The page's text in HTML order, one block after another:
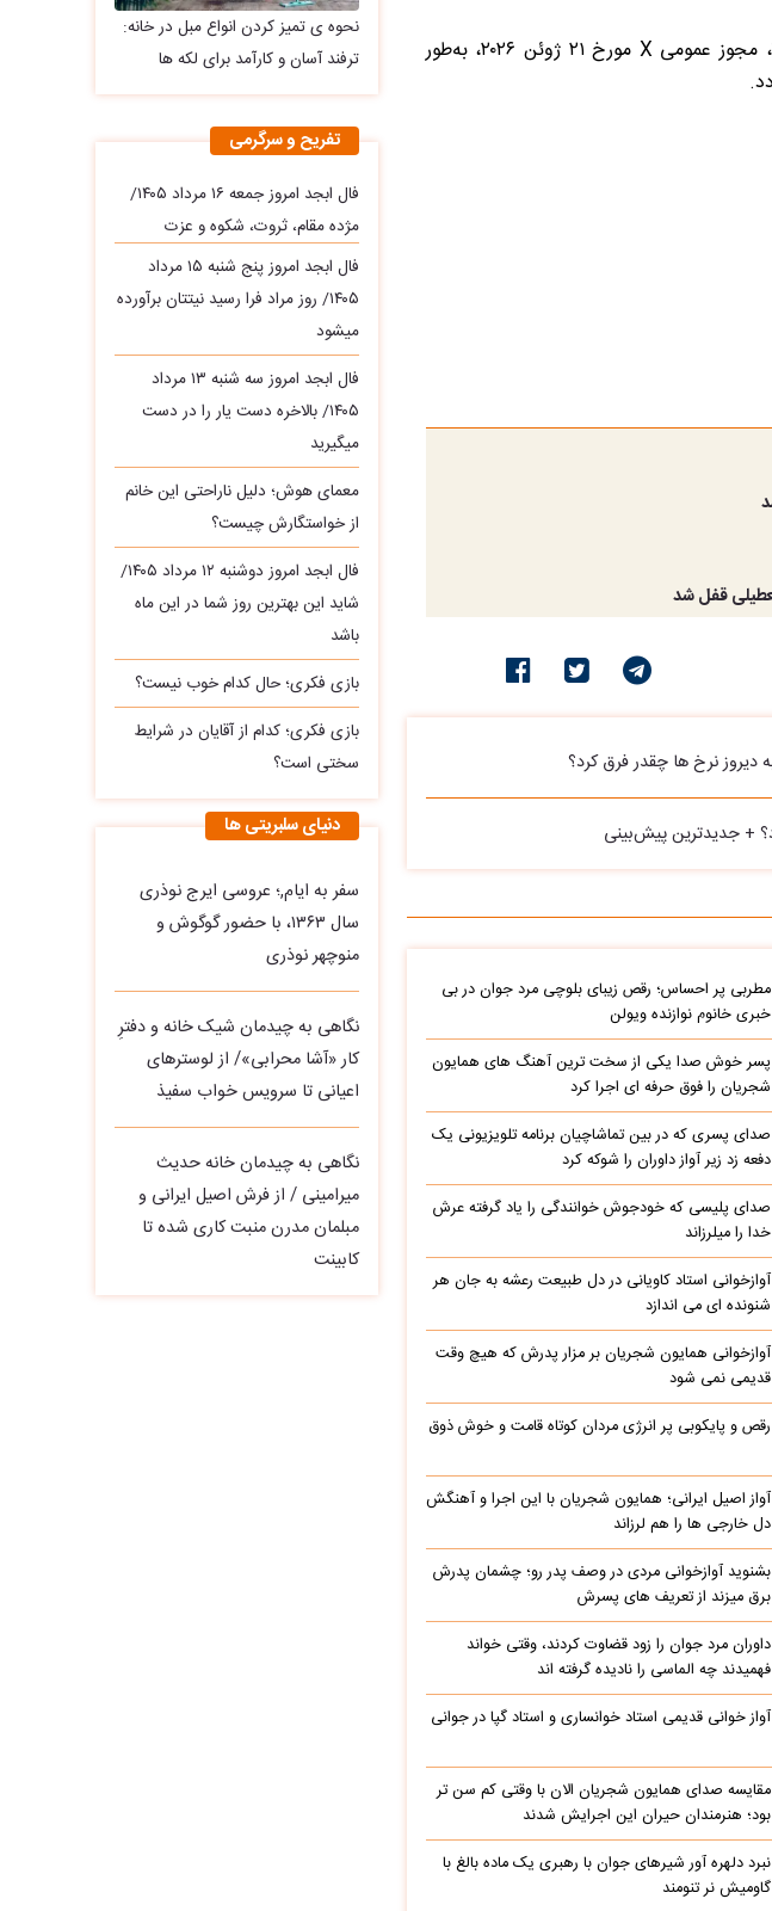
وزارت خزانه‌داری آمریکا افزود: از تاریخ ۷ ژوئیه ۲۰۲۶، مجوز عمومی X مورخ ۲۱ ژوئن ۲۰۲۶، به‌طور
مطربی پر احساس؛ رقص زیبای بلوچی مرد جوان در بی
خبری خانوم نوازنده ویولن
پسر خوش صدا یکی از سخت ترین آهنگ های همایون
شجریان را فوق حرفه ای اجرا کرد
صدای پسری که در بین تماشاچیان برنامه تلویزیونی یک
دفعه زد زیر آواز داوران را شوکه کرد
صدای پلیسی که خودجوش خوانندگی را یاد گرفته عرش
خدا را میلرزاند
آوازخوانی استاد کاویانی در دل طبیعت رعشه به جان هر
شنونده ای می اندازد
آوازخوانی همایون شجریان بر مزار پدرش که هیچ وقت
قدیمی نمی شود
رقص و پایکوبی پر انرژی مردان کوتاه قامت و خوش ذوق
آواز اصیل ایرانی؛ همایون شجریان با این اجرا و آهنگش
دل خارجی ها را هم لرزاند
بشنوید آوازخوانی مردی در وصف پدر رو؛ چشمان پدرش
برق میزند از تعریف های پسرش
داوران مرد جوان را زود قضاوت کردند، وقتی خواند
فهمیدند چه الماسی را نادیده گرفته اند
آواز خوانی قدیمی استاد خوانساری و استاد گپا در جوانی
مقایسه صدای همایون شجریان الان با وقتی کم سن تر
بود؛ هنرمندان حیران این اجرایش شدند
نبرد دلهره آور شیرهای جوان با رهبری یک ماده بالغ با
گاومیش نر تنومند
نحوه ی تمیز کردن انواع مبل در خانه:
ترفند آسان و کارآمد برای لکه ها
تفریح و سرگرمی
فال ابجد امروز جمعه ۱۶ مرداد ۱۴۰۵/
مژده مقام، ثروت، شکوه و عزت
فال ابجد امروز پنج شنبه ۱۵ مرداد
۱۴۰۵/ روز مراد فرا رسید نیتتان برآورده
میشود
فال ابجد امروز سه‌ شنبه ۱۳ مرداد
۱۴۰۵/ بالاخره دست یار را در دست
میگیرید
معمای هوش؛ دلیل ناراحتی این خانم
از خواستگارش چیست؟
فال ابجد امروز دوشنبه ۱۲ مرداد ۱۴۰۵/
شاید این بهترین روز شما در این ماه
باشد
بازی فکری؛ حال کدام خوب نیست؟
بازی فکری؛ کدام از آقایان در شرایط
سختی است؟
دنیای سلبریتی ها
سفر به ایام,؛ عروسی ایرج نوذری
سال ۱۳۶۳، با حضور گوگوش و
منوچهر نوذری
نگاهی به چیدمان شیک خانه و دفترِ
کار «آشا محرابی»/ از لوسترهای
اعیانی تا سرویس خواب سفیذ
نگاهی به چیدمان خانه حدیث
میرامینی / از فرش اصیل ایرانی و
مبلمان مدرن منبت‌ کاری‌ شده تا
کابینت